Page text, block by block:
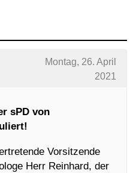
Montag, 26. April
2021
sPD von
Vorsitzende
Herr Reinhard, der